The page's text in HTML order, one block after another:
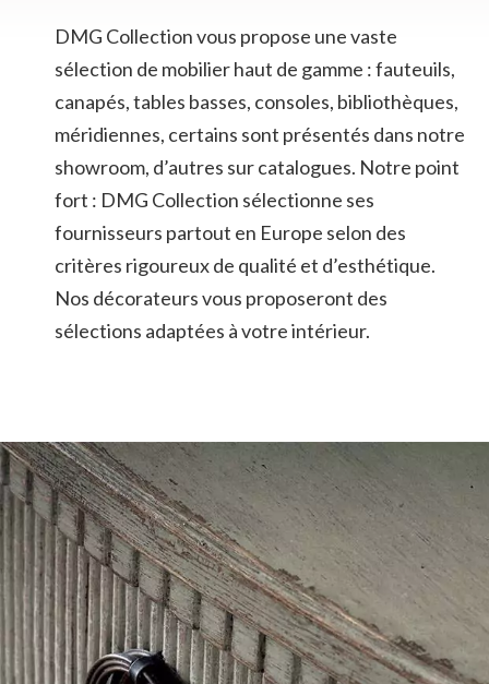
DMG Collection vous propose une vaste
sélection de mobilier haut de gamme : fauteuils,
canapés, tables basses, consoles, bibliothèques,
méridiennes, certains sont présentés dans notre
showroom, d’autres sur catalogues. Notre point
fort : DMG Collection sélectionne ses
fournisseurs partout en Europe selon des
critères rigoureux de qualité et d’esthétique.
Nos décorateurs vous proposeront des
sélections adaptées à votre intérieur.